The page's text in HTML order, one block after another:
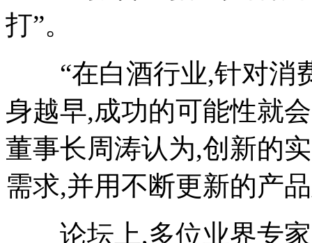
打”。
“在白酒行业,针对消
身越早,成功的可能性就
董事长周涛认为,创新的
需求,并用不断更新的产
论坛上,多位业界专家